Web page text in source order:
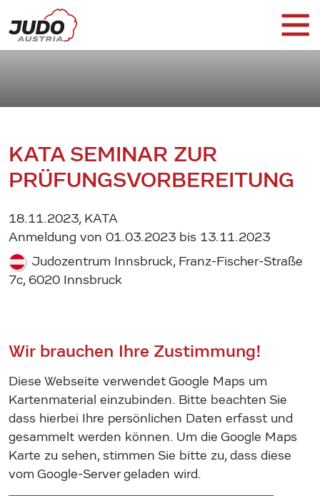
KATA SEMINAR ZUR
PRÜFUNGSVORBEREITUNG
18.11.2023, KATA
Anmeldung von 01.03.2023 bis 13.11.2023
Judozentrum Innsbruck, Franz-Fischer-Straße
7c, 6020 Innsbruck
Wir brauchen Ihre Zustimmung!
Diese Webseite verwendet Google Maps um
Kartenmaterial einzubinden. Bitte beachten Sie
dass hierbei Ihre persönlichen Daten erfasst und
gesammelt werden können. Um die Google Maps
Karte zu sehen, stimmen Sie bitte zu, dass diese
vom Google-Server geladen wird.